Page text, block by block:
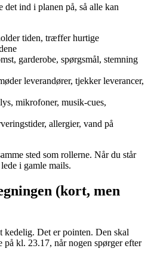
det ind i planen på, så alle kan
tiden, træffer hurtige
garderobe, spørgsmål, stemning
leverandører, tjekker leverancer,
mikrofoner, musik-cues,
allergier, vand på
sted som rollerne. Når du står
i gamle mails.
(kort, men
Det er pointen. Den skal
kl. 23.17, når nogen spørger efter